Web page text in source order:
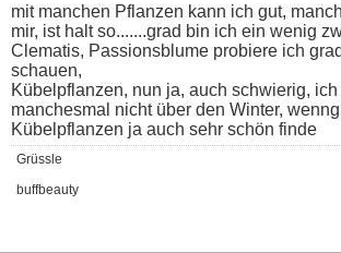
mit manchen Pflanzen kann ich gut,
mir, ist halt so.......grad bin ich ein wenig
Clematis, Passionsblume probiere ich
schauen,
Kübelpflanzen, nun ja, auch schwierig,
manchesmal nicht über den Winter,
Kübelpflanzen ja auch sehr schön finde
Grüssle
buffbeauty